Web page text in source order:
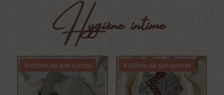
Hygiène intime
Victime de son succès Victime de son succès